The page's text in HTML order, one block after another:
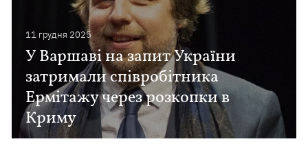
11 грудня 2025
У Варшаві на запит України
затримали співробітника
Ермітажу через розкопки в
Криму